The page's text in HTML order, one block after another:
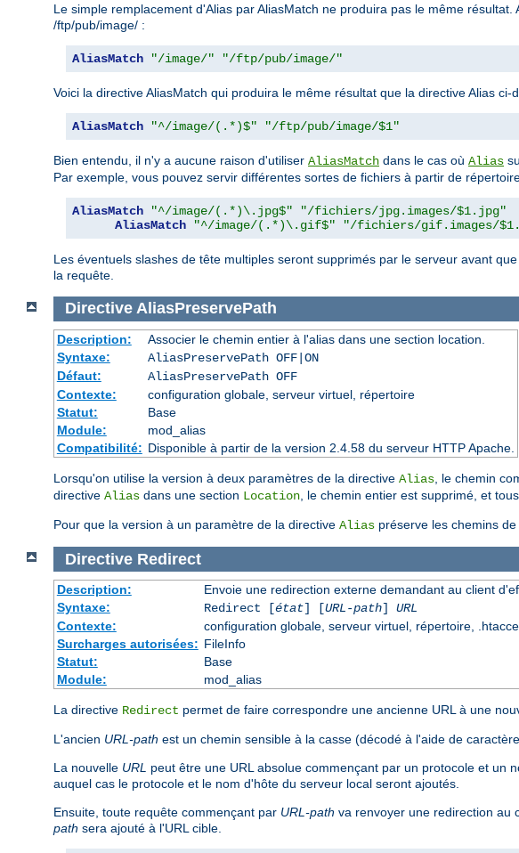
Le simple remplacement d'Alias par AliasMatch ne produira pas le même
/ftp/pub/image/ :
AliasMatch "/image/" "/ftp/pub/image/"
Voici la directive AliasMatch qui produira le même résultat que la directive Alias ci-
AliasMatch "^/image/(.*)$" "/ftp/pub/image/$1"
Bien entendu, il n'y a aucune raison d'utiliser AliasMatch dans le cas où Alias
Par exemple, vous pouvez servir différentes sortes de fichiers à partir de
AliasMatch "^/image/(.*)\.jpg$"
"/fichiers/jpg.images/$1.jpg"
AliasMatch
"^/image/(.*)\.gif$" "/fichiers/gif.images/
Les éventuels slashes de tête multiples seront supprimés par le serveur avant
la requête.
Directive AliasPreservePath
Description:
Associer le chemin entier à l'alias dans une section location.
Syntaxe:
AliasPreservePath OFF|ON
Défaut:
AliasPreservePath OFF
Contexte:
configuration globale, serveur virtuel, répertoire
Statut:
Base
Module:
mod_alias
Compatibilité: Disponible à partir de la version 2.4.58 du serveur HTTP Apache.
Lorsqu'on utilise la version à deux paramètres de la directive Alias , le chemin
directive Alias dans une section Location , le chemin entier est supprimé, et
Pour que la version à un paramètre de la directive Alias préserve les chemins
Directive Redirect
Description:
Envoie une redirection externe demandant au client
Syntaxe:
Redirect [état] [URL-path] URL
Contexte:
configuration globale, serveur virtuel, répertoire,
Surcharges autorisées: FileInfo
Statut:
Base
Module:
mod_alias
La directive Redirect permet de faire correspondre une ancienne URL à une
L'ancien URL-path est un chemin sensible à la casse (décodé à l'aide de
La nouvelle URL peut être une URL absolue commençant par un protocole et un
auquel cas le protocole et le nom d'hôte du serveur local seront ajoutés.
Ensuite, toute requête commençant par URL-path va renvoyer une redirection au
path sera ajouté à l'URL cible.